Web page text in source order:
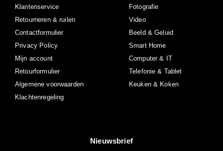
Klantenservice
Retourneren & ruilen
Contactformulier
Privacy Policy
Mijn account
Retourformulier
Algemene voorwaarden
Klachtenregeling
Fotografie
Video
Beeld & Geluid
Smart Home
Computer & IT
Telefonie & Tablet
Keuken & Koken
Nieuwsbrief